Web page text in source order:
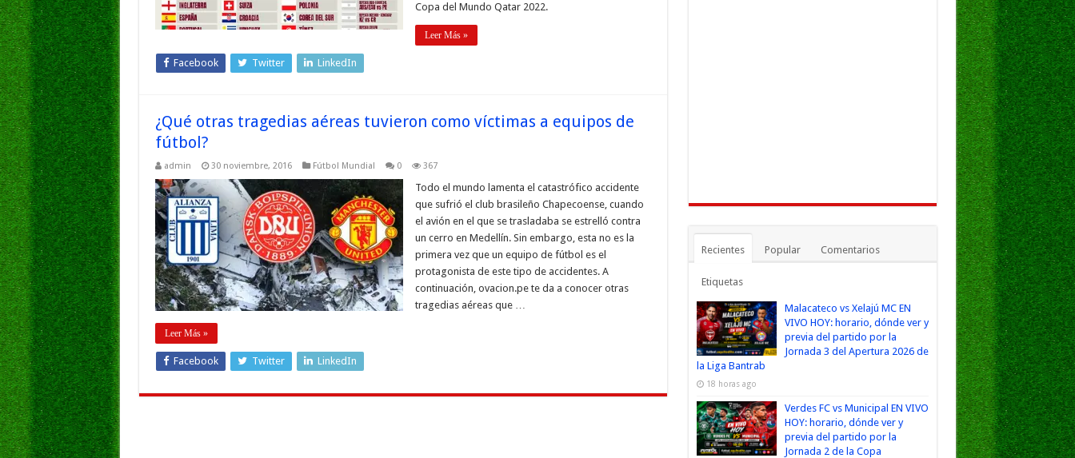
Copa del Mundo Qatar 2022.
Leer Más »
Facebook Twitter LinkedIn
¿Qué otras tragedias aéreas tuvieron como víctimas a equipos de
fútbol?
admin 30 noviembre, 2016 Fútbol Mundial 0 367
Todo el mundo lamenta el catastrófico accidente
que sufrió el club brasileño Chapecoense, cuando
el avión en el que se trasladaba se estrelló contra
un cerro en Medellín. Sin embargo, esta no es la
primera vez que un equipo de fútbol es el
protagonista de este tipo de accidentes. A
continuación, ovacion.pe te da a conocer otras
tragedias aéreas que …
Leer Más »
Facebook Twitter LinkedIn
Recientes Popular Comentarios
Etiquetas
Malacateco vs Xelajú MC EN
VIVO HOY: horario, dónde ver y
previa del partido por la
Jornada 3 del Apertura 2026 de
la Liga Bantrab
18 horas ago
Verdes FC vs Municipal EN VIVO
HOY: horario, dónde ver y
previa del partido por la
Jornada 2 de la Copa